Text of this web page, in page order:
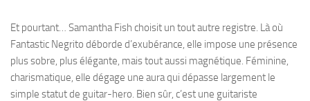
Et pourtant… Samantha Fish choisit un tout autre registre. Là où
Fantastic Negrito déborde d’exubérance, elle impose une présence
plus sobre, plus élégante, mais tout aussi magnétique. Féminine,
charismatique, elle dégage une aura qui dépasse largement le
simple statut de guitar-hero. Bien sûr, c’est une guitariste